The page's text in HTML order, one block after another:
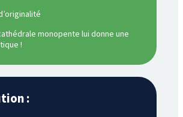
monopente lui donne une
!
: